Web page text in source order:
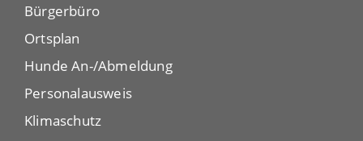
Bürgerbüro
Ortsplan
Hunde An-/Abmeldung
Personalausweis
Klimaschutz